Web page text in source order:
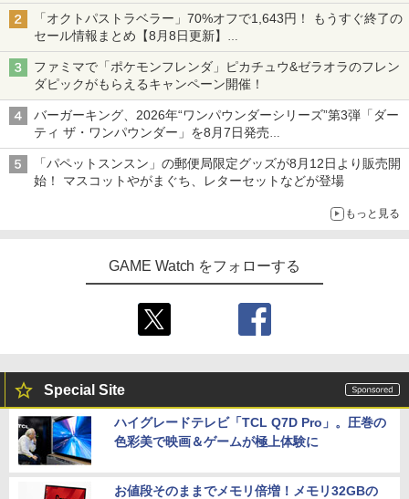
「オクトパストラベラー」70%オフで1,643円！ もうすぐ終了の
セール情報まとめ【8月8日更新】
ニンテンドーeショップでは「大神 絶景版」が67%オフで990円
ファミマで「ポケモンフレンダ」ピカチュウ&ゼラオラのフレン
ダピックがもらえるキャンペーン開催！
バーガーキング、2026年“ワンパウンダーシリーズ”第3弾「ダー
ティ ザ・ワンパウンダー」を8月7日発売
「特製ガーリックマヨソース」を使用した超大型チーズバーガー
「パペットスンスン」の郵便局限定グッズが8月12日より販売開
始！ マスコットやがまぐち、レターセットなどが登場
もっと見る
GAME Watch をフォローする
Special Site
ハイグレードテレビ「TCL Q7D Pro」。圧巻の
色彩美で映画＆ゲームが極上体験に
お値段そのままでメモリ倍増！メモリ32GBの